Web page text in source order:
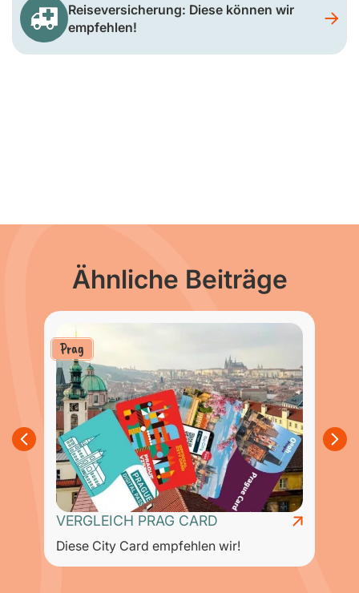
Reiseversicherung: Diese können wir
empfehlen!
Ähnliche Beiträge
Prag
VERGLEICH PRAG CARD
Diese City Card empfehlen wir!